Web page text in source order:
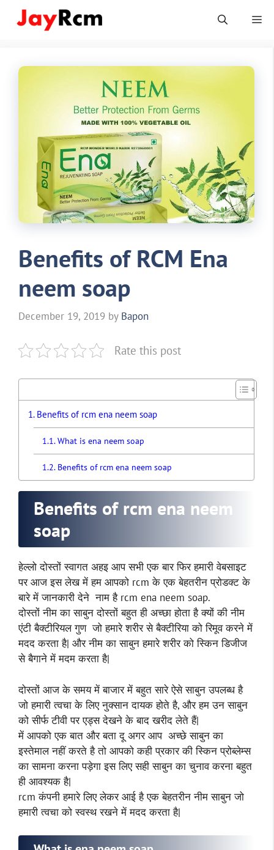
Benefits of RCM Ena
neem soap
December 19, 2019 by Bapon
Rate this post
Benefits of rcm ena neem soap
What is ena neem soap
Benefits of rcm ena neem soap
Benefits of rcm ena neem
soap
हेल्लो दोस्तों स्वागत अहइ आप सभी एक बार फिर हमारी वेबसाइट
पर आज इस लेख में हम आपको rcm के एक बेहतरीन प्रोडक्ट के
बारे में जानकारी देने नाम है rcm ena neem soap.
दोस्तों नीम का साबुन दोस्तों बहुत ही अच्छा होता है क्यों की नीम
एंटी बैक्टीरियल गुण जो हमारे शरीर से बैक्टीरिया को रिमूव करने में
मदद करता है| और नीम का साबुन हमारे शरीर को स्किन डिजीज
से बैगाने में मदम करता है|
दोस्तों आज के समय में बाजार में बहुत सारे ऐसे साबुन उपलब्ध है
जो हमारी त्वचा के लिए नुक्सान दायक होते है, और हम उन साबुन
को सीर्फ टीवी पर एड्स देखने के बाद खरीद लेते हैं|
में आपको एक बात और बता दू अगर आप अच्छे साबुन का
इस्तेमाल नहीं करते है तो आपको कही प्रकार की स्किन प्रोब्लेम्स
का सामना करना पड़ेगा इस लिए सही साबुन का चुनाव करना बहुत
ही आवश्यक है|
rcm कंपनी हमारे लिए लेकर आई है एक बेहतरीन नीम साबुन जो
हमारी त्वचा को स्वस्थ रखने में मदद करता है|